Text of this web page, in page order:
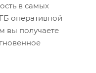
в самых
оперативной
вы получаете